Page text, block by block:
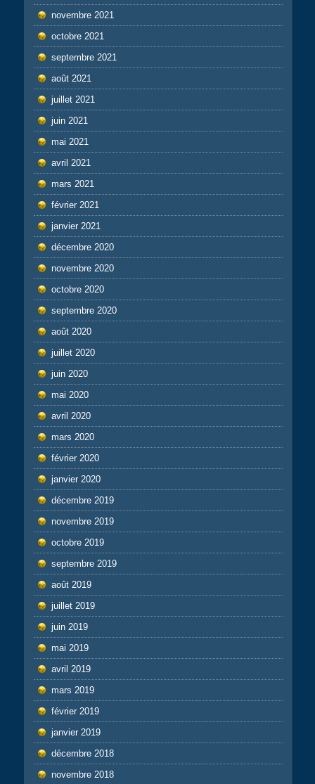
novembre 2021
octobre 2021
septembre 2021
août 2021
juillet 2021
juin 2021
mai 2021
avril 2021
mars 2021
février 2021
janvier 2021
décembre 2020
novembre 2020
octobre 2020
septembre 2020
août 2020
juillet 2020
juin 2020
mai 2020
avril 2020
mars 2020
février 2020
janvier 2020
décembre 2019
novembre 2019
octobre 2019
septembre 2019
août 2019
juillet 2019
juin 2019
mai 2019
avril 2019
mars 2019
février 2019
janvier 2019
décembre 2018
novembre 2018